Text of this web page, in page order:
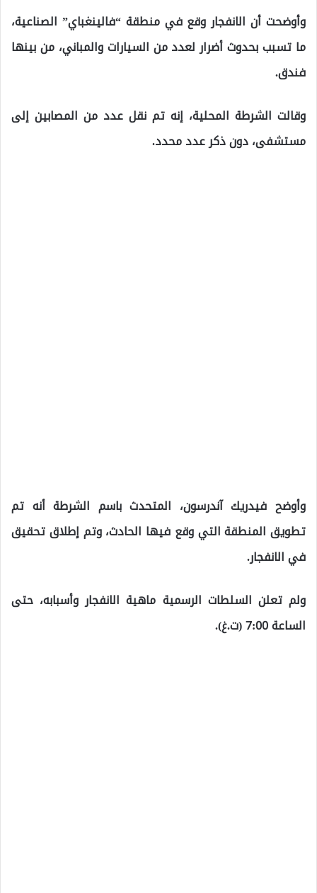
وأوضحت أن الانفجار وقع في منطقة “فالينغباي” الصناعية،
ما تسبب بحدوث أضرار لعدد من السيارات والمباني، من بينها
فندق.
وقالت الشرطة المحلية، إنه تم نقل عدد من المصابين إلى
مستشفى، دون ذكر عدد محدد.
وأوضح فيدريك آندرسون، المتحدث باسم الشرطة أنه تم
تطويق المنطقة التي وقع فيها الحادث، وتم إطلاق تحقيق
في الانفجار.
ولم تعلن السلطات الرسمية ماهية الانفجار وأسبابه، حتى
الساعة 7:00 (ت.غ).